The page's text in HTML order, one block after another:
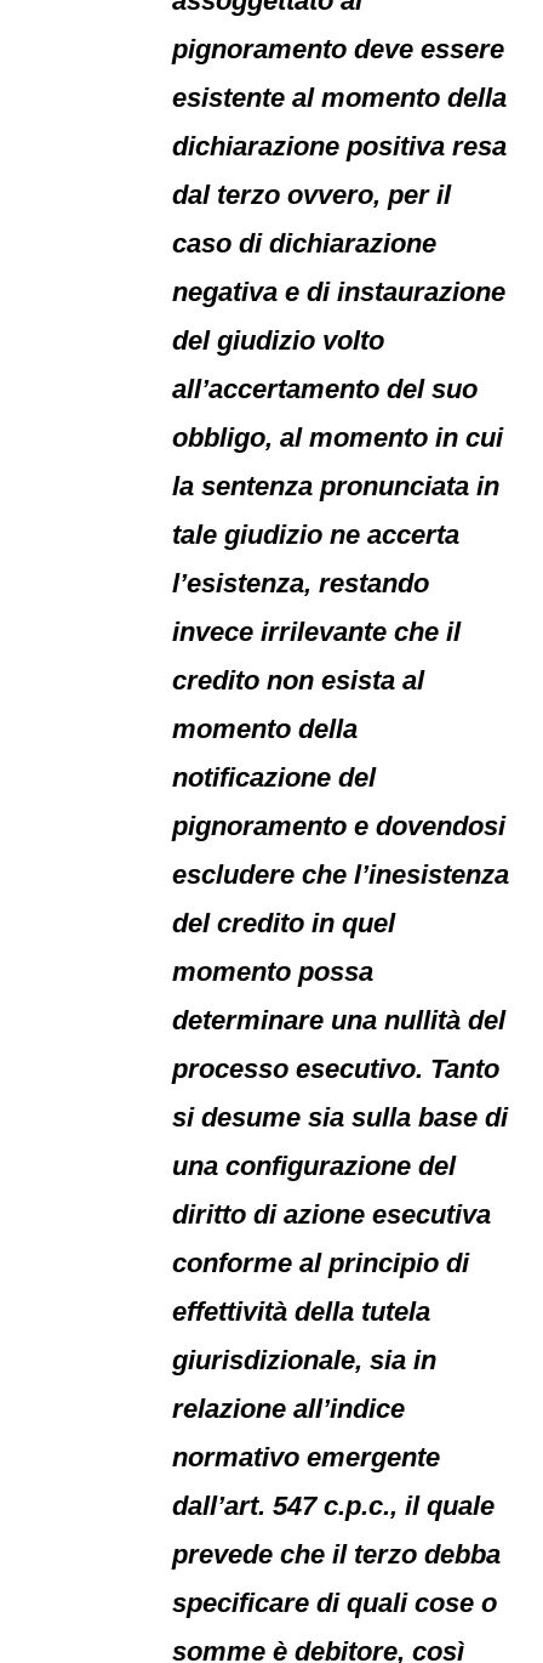
pignoramento deve essere
esistente al momento della
dichiarazione positiva resa
dal terzo ovvero, per il
caso di dichiarazione
negativa e di instaurazione
del giudizio volto
all’accertamento del suo
obbligo, al momento in cui
la sentenza pronunciata in
tale giudizio ne accerta
l’esistenza, restando
invece irrilevante che il
credito non esista al
momento della
notificazione del
pignoramento e dovendosi
escludere che l’inesistenza
del credito in quel
momento possa
determinare una nullità del
processo esecutivo. Tanto
si desume sia sulla base di
una configurazione del
diritto di azione esecutiva
conforme al principio di
effettività della tutela
giurisdizionale, sia in
relazione all’indice
normativo emergente
dall’art. 547 c.p.c., il quale
prevede che il terzo debba
specificare di quali cose o
somme è debitore, così